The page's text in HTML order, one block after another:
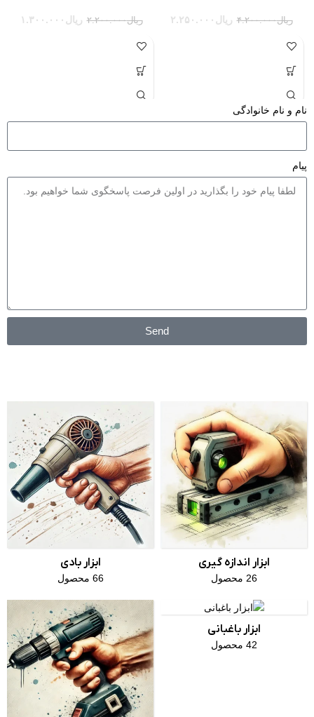
ریال۴.۲۰۰.۰۰۰ ریال ۲.۲۵۰.۰۰۰ ریال۲.۲۰۰.۰۰۰ ریال ۱.۳۰۰.۰۰۰
نام و نام خانوادگی
پیام
Send
ابزار اندازه گیری
26 محصول
ابزار بادی
66 محصول
ابزار باغبانی
42 محصول